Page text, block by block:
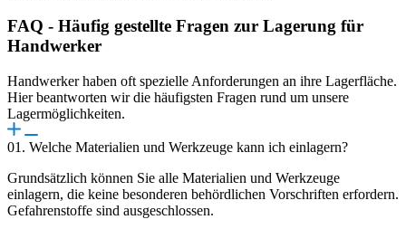
FAQ - Häufig gestellte Fragen zur Lagerung für
Handwerker
Handwerker haben oft spezielle Anforderungen an ihre Lagerfläche.
Hier beantworten wir die häufigsten Fragen rund um unsere
Lagermöglichkeiten.
01. Welche Materialien und Werkzeuge kann ich einlagern?
Grundsätzlich können Sie alle Materialien und Werkzeuge
einlagern, die keine besonderen behördlichen Vorschriften erfordern.
Gefahrenstoffe sind ausgeschlossen.